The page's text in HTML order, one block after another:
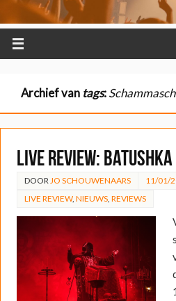
Archief van tags:Schammasch
LIVE REVIEW:
DOOR JO SCHOUWENAARS
11/01/
LIVE REVIEW, NIEUWS, REVIEWS